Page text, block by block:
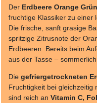
Der Erdbeere Orange
fruchtige Klassiker zu einer
Die frische, sanft grasige
spritzige Zitrusnote der
Erdbeeren. Bereits beim
aus der Tasse –
Die gefriergetrockneten
Fruchtigkeit bei gleichzeitig
sind reich an Vitamin C,